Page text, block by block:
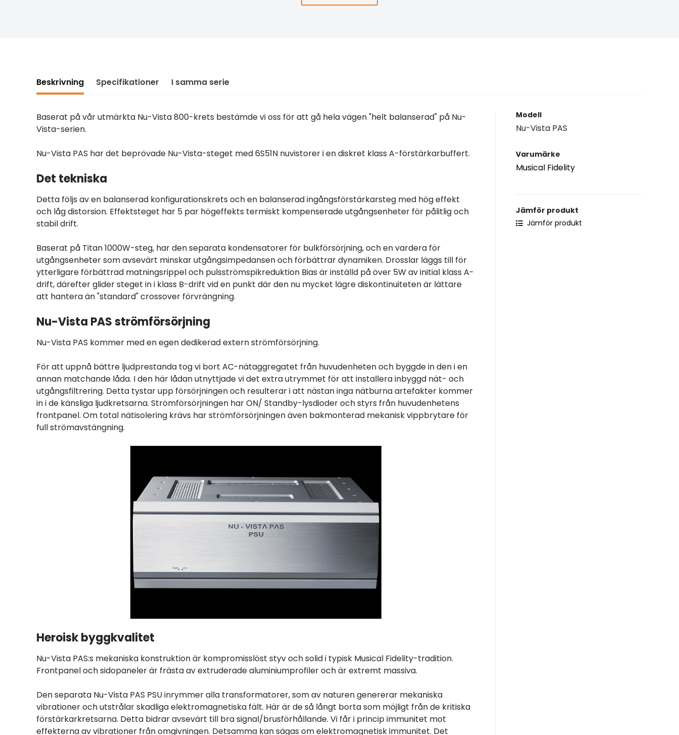
Beskrivning Specifikationer I samma serie
Baserat på vår utmärkta Nu-Vista 800-krets bestämde vi oss för att gå hela vägen "helt balanserad" på Nu-
Vista-serien.
Nu-Vista PAS har det beprövade Nu-Vista-steget med 6S51N nuvistorer i en diskret klass A-förstärkarbuffert.
Det tekniska
Detta följs av en balanserad konfigurationskrets och en balanserad ingångsförstärkarsteg med hög effekt
och låg distorsion. Effektsteget har 5 par högeffekts termiskt kompenserade utgångsenheter för pålitlig och
stabil drift.
Baserat på Titan 1000W-steg, har den separata kondensatorer för bulkförsörjning, och en vardera för
utgångsenheter som avsevärt minskar utgångsimpedansen och förbättrar dynamiken. Drosslar läggs till för
ytterligare förbättrad matningsrippel och pulsströmspikreduktion Bias är inställd på över 5W av initial klass A-
drift, därefter glider steget in i klass B-drift vid en punkt där den nu mycket lägre diskontinuiteten är lättare
att hantera än "standard" crossover förvrängning.
Nu-Vista PAS strömförsörjning
Nu-Vista PAS kommer med en egen dedikerad extern strömförsörjning.
För att uppnå bättre ljudprestanda tog vi bort AC-nätaggregatet från huvudenheten och byggde in den i en
annan matchande låda. I den här lådan utnyttjade vi det extra utrymmet för att installera inbyggd nät- och
utgångsfiltrering. Detta tystar upp försörjningen och resulterar i att nästan inga nätburna artefakter kommer
in i de känsliga ljudkretsarna. Strömförsörjningen har ON/ Standby-lysdioder och styrs från huvudenhetens
frontpanel. Om total nätisolering krävs har strömförsörjningen även bakmonterad mekanisk vippbrytare för
full strömavstängning.
Heroisk byggkvalitet
Nu-Vista PAS:s mekaniska konstruktion är kompromisslöst styv och solid i typisk Musical Fidelity-tradition.
Frontpanel och sidopaneler är frästa av extruderade aluminiumprofiler och är extremt massiva.
Den separata Nu-Vista PAS PSU inrymmer alla transformatorer, som av naturen genererar mekaniska
vibrationer och utstrålar skadliga elektromagnetiska fält. Här är de så långt borta som möjligt från de kritiska
förstärkarkretsarna. Detta bidrar avsevärt till bra signal/brusförhållande. Vi får i princip immunitet mot
effekterna av vibrationer från omgivningen. Detsamma kan sägas om elektromagnetisk immunitet. Det
Modell
Nu-Vista PAS
Varumärke
Musical Fidelity
Jämför produkt
Jämför produkt